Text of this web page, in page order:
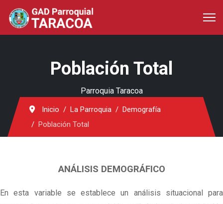
Población Total
Parroquia Taracoa
Inicio La Parroquia
Demografía
Población Total
ANÁLISIS DEMOGRÁFICO
En esta variable se establece un análisis situacional para